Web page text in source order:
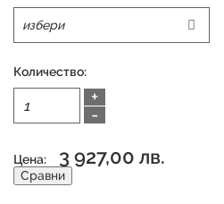
Количество:
+
-
Цена: 3 927,00 лв.
Сравни